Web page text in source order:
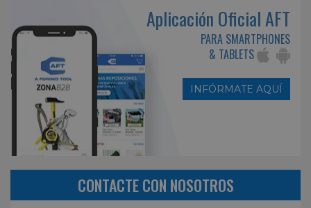
Aplicación Oficial AFT
PARA SMARTPHONES
& TABLETS
INFÓRMATE AQUÍ
CONTACTE CON NOSOTROS